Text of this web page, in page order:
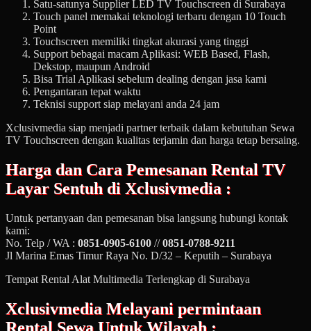
Satu-satunya Supplier LED TV Touchscreen di Surabaya
Touch panel memakai teknologi terbaru dengan 10 Touch
Point
Touchscreen memiliki tingkat akurasi yang tinggi
Support bebagai macam Aplikasi: WEB Based, Flash,
Dekstop, maupun Android
Bisa Trial Aplikasi sebelum dealing dengan jasa kami
Pengantaran tepat waktu
Teknisi support siap melayani anda 24 jam
Xclusivmedia siap menjadi partner terbaik dalam kebutuhan Sewa
TV Touchscreen dengan kualitas terjamin dan harga tetap bersaing.
Harga dan Cara Pemesanan Rental TV
Layar Sentuh di Xclusivmedia :
Untuk pertanyaan dan pemesanan bisa langsung hubungi kontak
kami:
No. Telp / WA : 0851-0905-6100 //0851-0788-9211
Jl Marina Emas Timur Raya No. D/32 – Keputih – Surabaya
Tempat Rental Alat Multimedia Terlengkap di Surabaya
Xclusivmedia Melayani permintaan
Rental Sewa Untuk Wilayah :